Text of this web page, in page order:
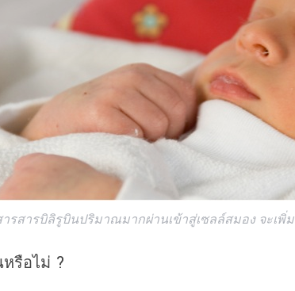
รสารบิลิรูบินปริมาณมากผ่านเข้าสู่เซลล์สมอง จะเพิ่
รือไม่ ?